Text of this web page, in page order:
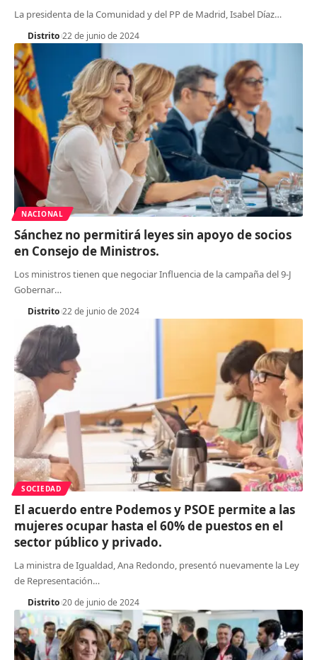
La presidenta de la Comunidad y del PP de Madrid, Isabel Díaz…
Distrito 22 de junio de 2024
NACIONAL
Sánchez no permitirá leyes sin apoyo de socios
en Consejo de Ministros.
Los ministros tienen que negociar Influencia de la campaña del 9-J
Gobernar…
Distrito 22 de junio de 2024
SOCIEDAD
El acuerdo entre Podemos y PSOE permite a las
mujeres ocupar hasta el 60% de puestos en el
sector público y privado.
La ministra de Igualdad, Ana Redondo, presentó nuevamente la Ley
de Representación…
Distrito 20 de junio de 2024